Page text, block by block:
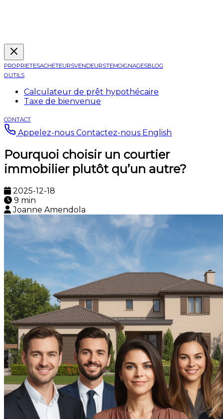
PROPRIETESACHETEURSVENDEURSTEMOIGNAGESBLOG
OUTILS
Calculateur de prêt hypothécaire
Taxe de bienvenue
CONTACT
Appelez-nous Contactez-nous English
Pourquoi choisir un courtier
immobilier plutôt qu’un autre?
2025-12-18
9 min
Joanne Amendola